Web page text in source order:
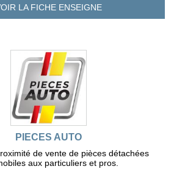
LA FICHEENSEIGNE
PIECES AUTO
de vente de pièces détachées
aux particuliers et pros.